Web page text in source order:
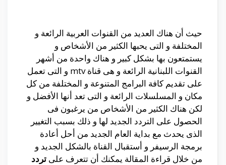
حيث أن هناك العديد من القنوات العربية الرائعة و
المختلفة و التى يحبها الكثير من الأشخاص و
يستمتعون بها بشكل كبير و هناك واحدة من أشهر
القنوات اللبنانية الرائعة و هى قناة mtv و التى تعمل
على تقديم كافة البرامج المتنوعة و المختلفة من كل
مكان و المسلسلات الرائعة و التى تعد أنها الأفضل و
لكن هناك الكثير من الأشخاص من يرغبون فى
الحصول على التردد الجديد لها و ذلك بسبب التغيير
الذى يحدث مع بداية العام الجديد من أحل أعادة
برمجة الرسيفر و أستقبال القناة بالشكل الجديد و
من خلال قراءة المقالة يمكنك أن تتعرف على تردد